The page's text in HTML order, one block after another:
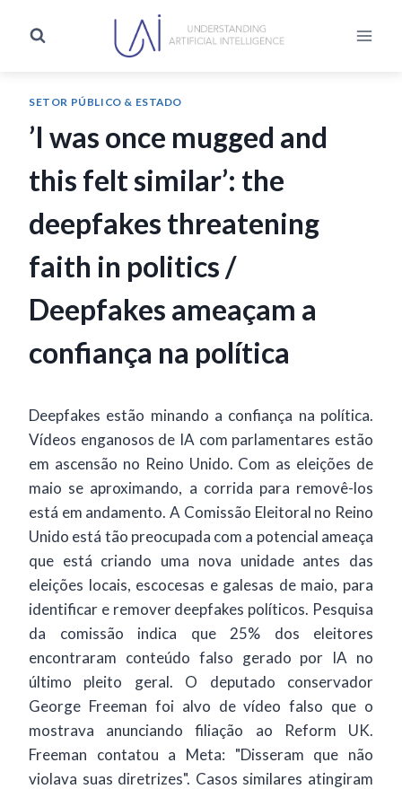
SETOR PÚBLICO & ESTADO
’I was once mugged and
this felt similar’: the
deepfakes threatening
faith in politics /
Deepfakes ameaçam a
confiança na política
Deepfakes estão minando a confiança na política.
Vídeos enganosos de IA com parlamentares estão
em ascensão no Reino Unido. Com as eleições de
maio se aproximando, a corrida para removê-los
está em andamento. A Comissão Eleitoral no Reino
Unido está tão preocupada com a potencial ameaça
que está criando uma nova unidade antes das
eleições locais, escocesas e galesas de maio, para
identificar e remover deepfakes políticos. Pesquisa
da comissão indica que 25% dos eleitores
encontraram conteúdo falso gerado por IA no
último pleito geral. O deputado conservador
George Freeman foi alvo de vídeo falso que o
mostrava anunciando filiação ao Reform UK.
Freeman contatou a Meta: "Disseram que não
violava suas diretrizes". Casos similares atingiram